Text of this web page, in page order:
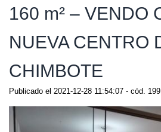
160 m² – VENDO
NUEVA CENTRO
CHIMBOTE
Publicado el 2021-12-28 11:54:07 - cód.